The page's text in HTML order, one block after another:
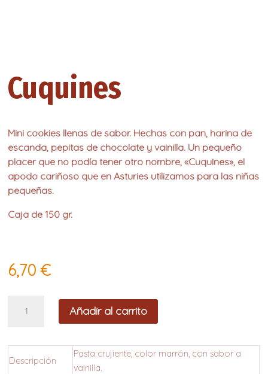
Cuquines
Mini cookies llenas de sabor. Hechas con pan, harina de
escanda, pepitas de chocolate y vainilla. Un pequeño
placer que no podía tener otro nombre, «Cuquines», el
apodo cariñoso que en Asturies utilizamos para las niñas
pequeñas.
Caja de 150 gr.
6,70€
cantidad
Añadir al carrito
Descripción
Pasta crujiente, color marrón, con sabor a
vainilla.